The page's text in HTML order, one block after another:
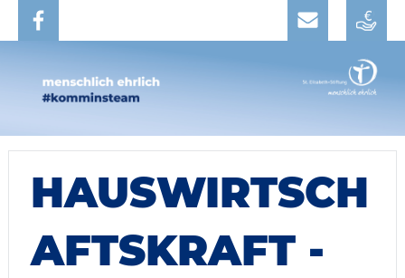
HAUSWIRTSCH
AFTSKRAFT -